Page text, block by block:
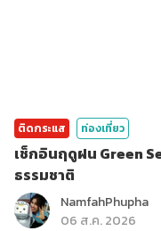
ติดกระแส ท่องเที่ยว
เช็กอินฤดูฝน Green
ธรรมชาติ
NamfahPhupha
06 ส.ค. 2026